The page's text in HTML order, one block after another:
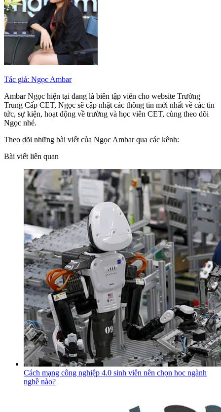
Tác giả: Ngọc Ambar
Ambar Ngọc hiện tại đang là biên tập viên cho website Trường
Trung Cấp CET, Ngọc sẽ cập nhật các thông tin mới nhất về các tin
tức, sự kiện, hoạt động về trường và học viên CET, cùng theo dõi
Ngọc nhé.
Theo dõi những bài viết của Ngọc Ambar qua các kênh:
Bài viết liên quan
Cách mạng công nghiệp 4.0 sinh viên nên chọn học ngành
nghề nào?